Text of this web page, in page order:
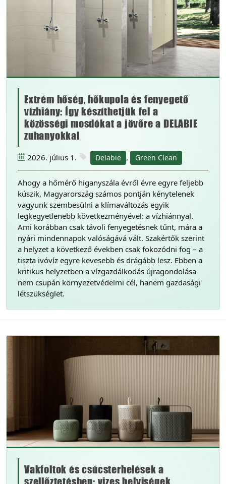
Extrém hőség, hőkupola és fenyegető
vízhiány: Így készíthetjük fel a
közösségi mosdókat a jövőre a DELABIE
zuhanyokkal
2026. július 1. Delabie , Green Clean
Ahogy a hőmérő higanyszála évről évre egyre feljebb
kúszik, Magyarország számos pontján kénytelenek
vagyunk szembesülni a klímaváltozás egyik
legkegyetlenebb következményével: a vízhiánnyal.
Ami korábban csak távoli fenyegetésnek tűnt, mára a
nyári mindennapok valóságává vált. Szakértők szerint
a helyzet a következő években csak fokozódni fog – a
tiszta ivóvíz egyre kevesebb és drágább lesz. Ebben a
kritikus helyzetben a vízgazdálkodás újragondolása
nem csupán környezetvédelmi cél, hanem gazdasági
létszükséglet.
Vakfoltok és csúcsterhelések a
szellőztetésben: vizes helyiségek